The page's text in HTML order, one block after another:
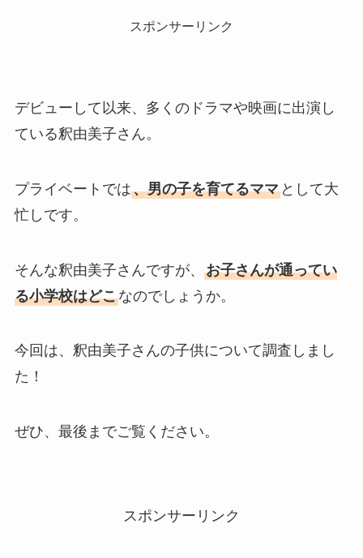
スポンサーリンク
デビューして以来、多くのドラマや映画に出演し
ている釈由美子さん。
プライベートでは、男の子を育てるママとして大
忙しです。
そんな釈由美子さんですが、 お子さんが通ってい
る小学校はどこなのでしょうか。
今回は、釈由美子さんの子供について調査しまし
た！
ぜひ、最後までご覧ください。
スポンサーリンク